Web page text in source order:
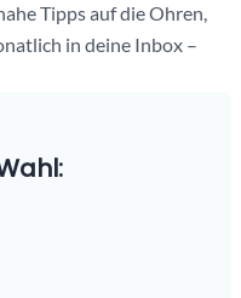
Tipps auf die Ohren,
in deine Inbox –